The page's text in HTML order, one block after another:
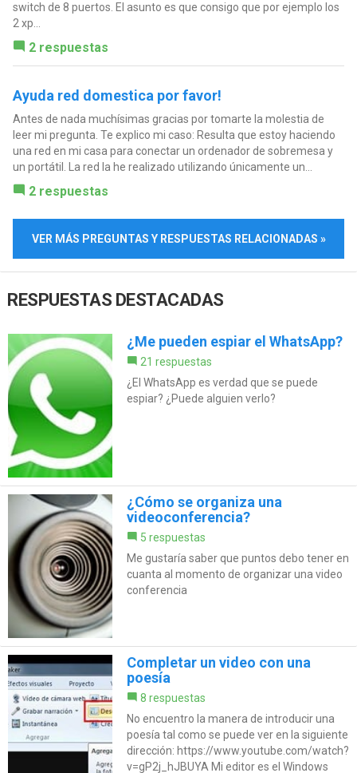
switch de 8 puertos. El asunto es que consigo que por ejemplo los
2 xp...
2 respuestas
Ayuda red domestica por favor!
Antes de nada muchísimas gracias por tomarte la molestia de
leer mi pregunta. Te explico mi caso: Resulta que estoy haciendo
una red en mi casa para conectar un ordenador de sobremesa y
un portátil. La red la he realizado utilizando únicamente un...
2 respuestas
VER MÁS PREGUNTAS Y RESPUESTAS RELACIONADAS »
RESPUESTAS DESTACADAS
¿Me pueden espiar el WhatsApp?
21 respuestas
¿El WhatsApp es verdad que se puede
espiar? ¿Puede alguien verlo?
¿Cómo se organiza una
videoconferencia?
5 respuestas
Me gustaría saber que puntos debo tener en
cuanta al momento de organizar una video
conferencia
Completar un video con una
poesía
8 respuestas
No encuentro la manera de introducir una
poesía tal como se puede ver en la siguiente
dirección: https://www.youtube.com/watch?
v=gP2j_hJBUYA Mi editor es el Windows